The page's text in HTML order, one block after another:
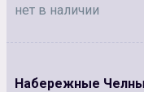
нет в наличии
Набережные